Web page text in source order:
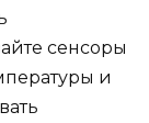
сенсоры
и